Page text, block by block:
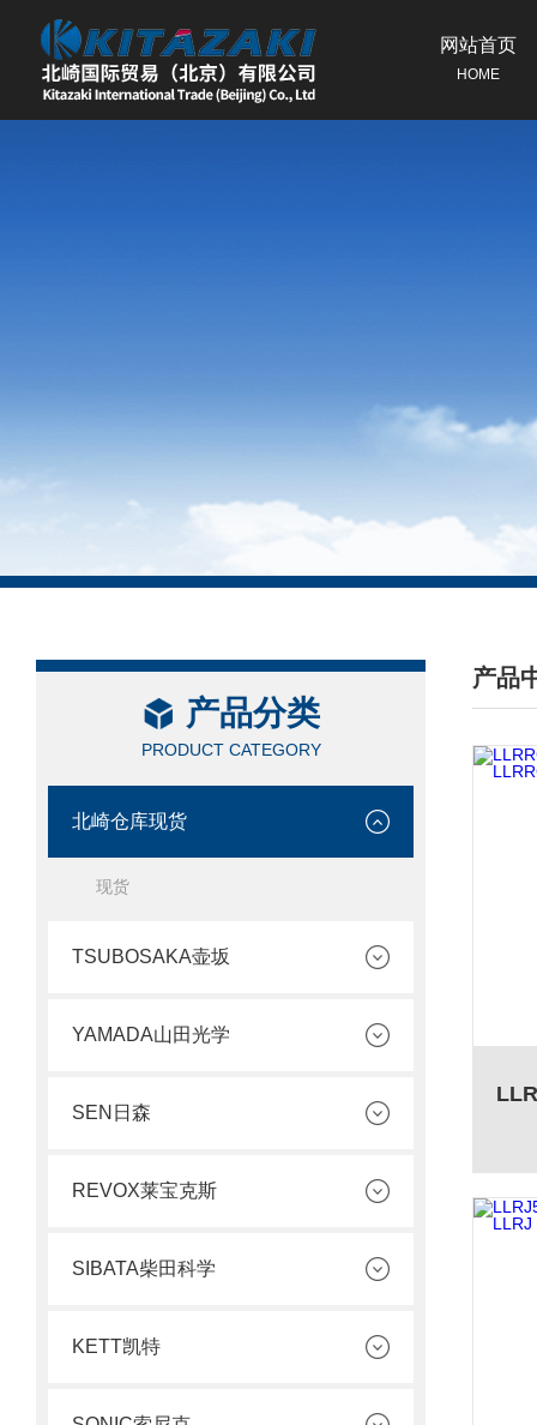
网站首页
HOME
产品分类
PRODUCT CATEGORY
北崎仓库现货
现货
TSUBOSAKA壶坂
YAMADA山田光学
SEN日森
REVOX莱宝克斯
SIBATA柴田科学
KETT凯特
产品
/